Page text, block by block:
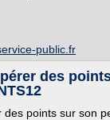
public.fr
des
des points sur son